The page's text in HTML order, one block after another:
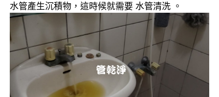
水管產生沉積物，這時候就需要 水管清洗 。